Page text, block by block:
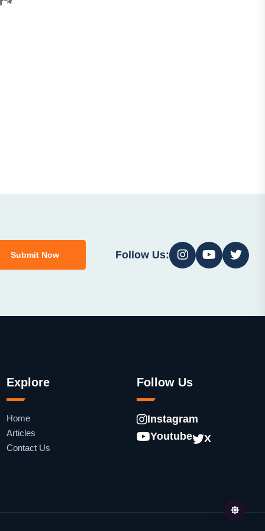
Submit Now Follow Us:
Explore
Home
Articles
Contact Us
Follow Us
Instagram
Youtube
X